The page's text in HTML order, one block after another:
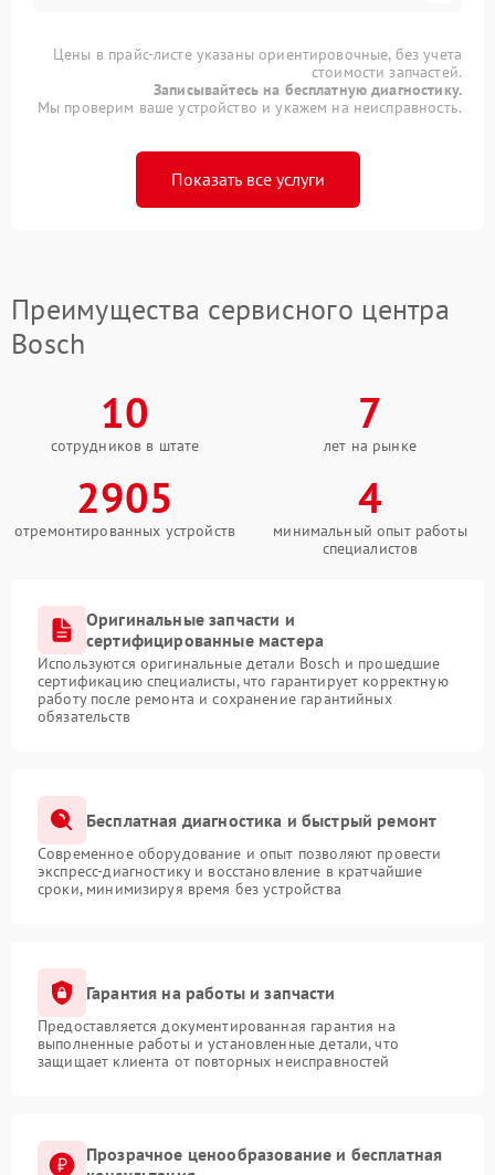
Цены в прайс-листе указаны ориентировочные, без учета
стоимости запчастей.
Записывайтесь на бесплатную диагностику.
Мы проверим ваше устройство и укажем на неисправность.
Показать все услуги
Преимущества сервисного центра
Bosch
10
сотрудников в штате
7
лет на рынке
2905
отремонтированных устройств
4
минимальный опыт работы
специалистов
Оригинальные запчасти и
сертифицированные мастера
Используются оригинальные детали Bosch и прошедшие
сертификацию специалисты, что гарантирует корректную
работу после ремонта и сохранение гарантийных
обязательств
Бесплатная диагностика и быстрый ремонт
Современное оборудование и опыт позволяют провести
экспресс-диагностику и восстановление в кратчайшие
сроки, минимизируя время без устройства
Гарантия на работы и запчасти
Предоставляется документированная гарантия на
выполненные работы и установленные детали, что
защищает клиента от повторных неисправностей
Прозрачное ценообразование и бесплатная